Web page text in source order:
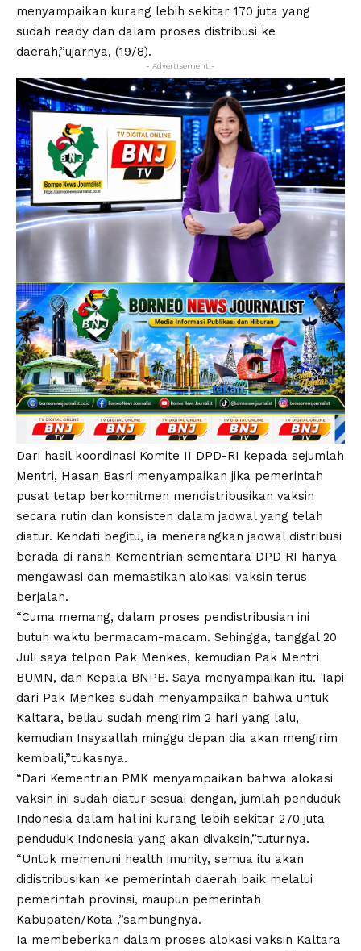
menyampaikan kurang lebih sekitar 170 juta yang
sudah ready dan dalam proses distribusi ke
daerah,”ujarnya, (19/8).
- Advertisement -
Dari hasil koordinasi Komite II DPD-RI kepada sejumlah
Mentri, Hasan Basri menyampaikan jika pemerintah
pusat tetap berkomitmen mendistribusikan vaksin
secara rutin dan konsisten dalam jadwal yang telah
diatur. Kendati begitu, ia menerangkan jadwal distribusi
berada di ranah Kementrian sementara DPD RI hanya
mengawasi dan memastikan alokasi vaksin terus
berjalan.
“Cuma memang, dalam proses pendistribusian ini
butuh waktu bermacam-macam. Sehingga, tanggal 20
Juli saya telpon Pak Menkes, kemudian Pak Mentri
BUMN, dan Kepala BNPB. Saya menyampaikan itu. Tapi
dari Pak Menkes sudah menyampaikan bahwa untuk
Kaltara, beliau sudah mengirim 2 hari yang lalu,
kemudian Insyaallah minggu depan dia akan mengirim
kembali,”tukasnya.
“Dari Kementrian PMK menyampaikan bahwa alokasi
vaksin ini sudah diatur sesuai dengan, jumlah penduduk
Indonesia dalam hal ini kurang lebih sekitar 270 juta
penduduk Indonesia yang akan divaksin,”tuturnya.
“Untuk memenuni health imunity, semua itu akan
didistribusikan ke pemerintah daerah baik melalui
pemerintah provinsi, maupun pemerintah
Kabupaten/Kota ,”sambungnya.
Ia membeberkan dalam proses alokasi vaksin Kaltara